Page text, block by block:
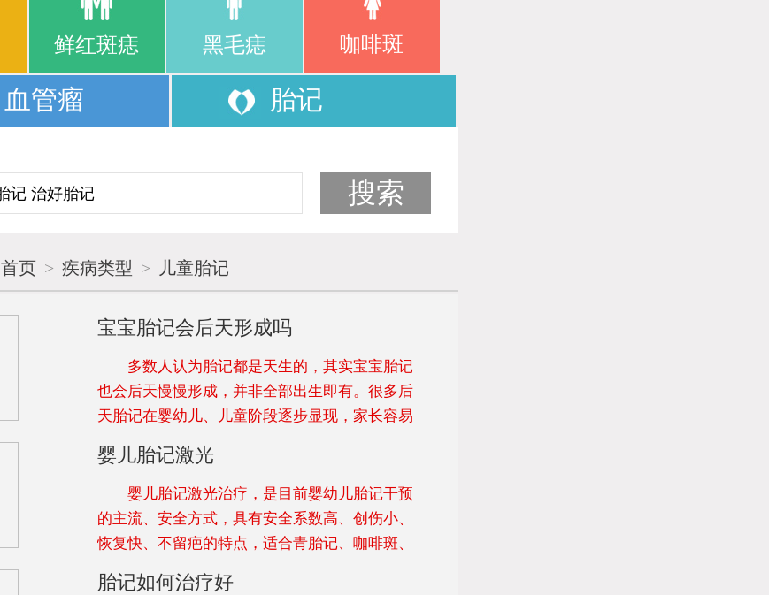
鲜红斑痣 黑毛痣 咖啡斑
血管瘤 胎记
首页 > 疾病类型 > 儿童胎记
宝宝胎记会后天形成吗
多数人认为胎记都是天生的，其实宝宝胎记
也会后天慢慢形成，并非全部出生即有。很多后
天胎记在婴幼儿、儿童阶段逐步显现，家长容易
婴儿胎记激光
婴儿胎记激光治疗，是目前婴幼儿胎记干预
的主流、安全方式，具有安全系数高、创伤小、
恢复快、不留疤的特点，适合青胎记、咖啡斑、
胎记如何治疗好